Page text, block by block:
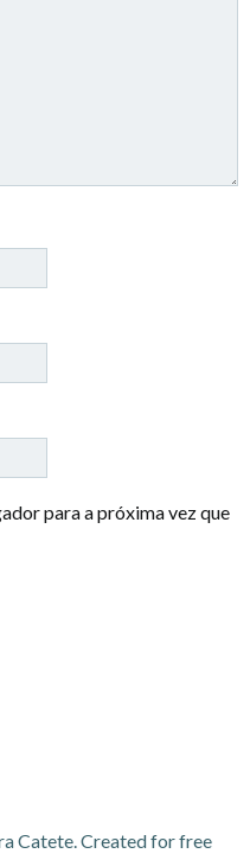
para a próxima vez que
Catete. Created for free